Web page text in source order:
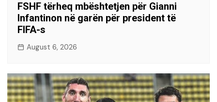
FSHF tërheq mbështetjen për Gianni
Infantinon në garën për president të
FIFA-s
August 6, 2026